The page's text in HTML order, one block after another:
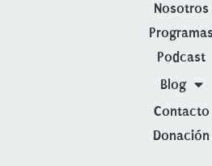
Nosotros
Programas
Podcast
Blog
Contacto
Donación